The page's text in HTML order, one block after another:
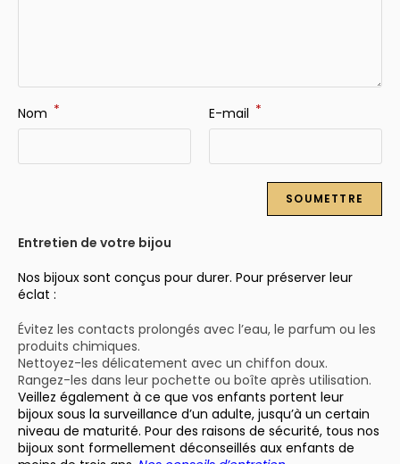
Nom * E-mail *
Entretien de votre bijou
Nos bijoux sont conçus pour durer. Pour préserver leur
éclat :
Évitez les contacts prolongés avec l’eau, le parfum ou les
produits chimiques.
Nettoyez-les délicatement avec un chiffon doux.
Rangez-les dans leur pochette ou boîte après utilisation.
Veillez également à ce que vos enfants portent leur
bijoux sous la surveillance d’un adulte, jusqu’à un certain
niveau de maturité. Pour des raisons de sécurité, tous nos
bijoux sont formellement déconseillés aux enfants de